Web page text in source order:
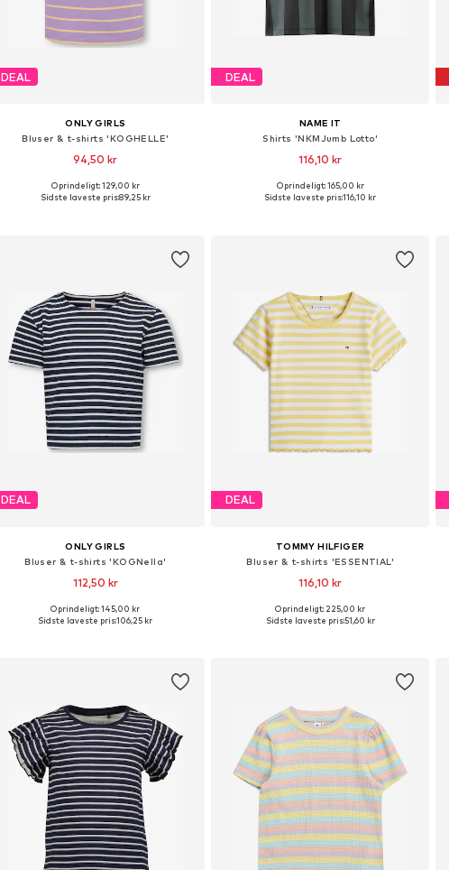
DEAL
ONLY GIRLS
Bluser & t-shirts 'KOGHELLE'
94,50 kr
Tilgængelige størrelser: 134-140, 158-164
Oprindeligt: 129,00 kr
Sidste laveste pris:89,25 kr
DEAL
NAME IT
Shirts 'NKMJumb Lotto'
116,10 kr
Fås i mange størrelser
Oprindeligt: 165,00 kr
Sidste laveste pris:116,10 kr
DEAL
ONLY GIRLS
Bluser & t-shirts 'KOGNella'
112,50 kr
Oprindeligt: 145,00 kr
Sidste laveste pris:106,25 kr
DEAL
TOMMY HILFIGER
Bluser & t-shirts 'ESSENTIAL'
116,10 kr
+2
Fås i mange størrelser
Oprindeligt: 225,00 kr
Sidste laveste pris:51,60 kr